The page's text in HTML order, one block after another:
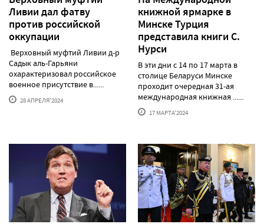
Ливии дал фатву
против российской
оккупации
Верховный муфтий Ливии д-р
Садык аль-Гарьяни
охарактеризовал российское
военное присутствие в......
28 АПРЕЛЯ'2024
книжной ярмарке в
Минске Турция
представила книги С.
Нурси
В эти дни с 14 по 17 марта в
столице Беларуси Минске
проходит очередная 31-ая
международная книжная ......
17 МАРТА'2024